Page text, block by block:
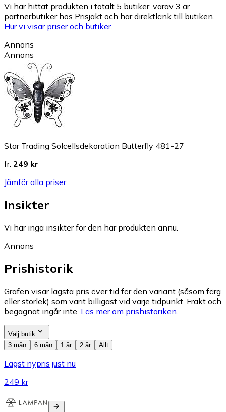
Vi har hittat produkten i totalt 5 butiker, varav 3 är
partnerbutiker hos Prisjakt och har direktlänk till butiken.
Hur vi visar priser och butiker.
Annons
Annons
Star Trading Solcellsdekoration Butterfly 481-27
fr. 249 kr
Jämför alla priser
Insikter
Vi har inga insikter för den här produkten ännu.
Annons
Prishistorik
Grafen visar lägsta pris över tid för den variant (såsom färg
eller storlek) som varit billigast vid varje tidpunkt. Frakt och
begagnat ingår inte. Läs mer om prishistoriken.
Välj butik
3 mån
6 mån 1 år 2 år Allt
Lägst nypris just nu
249 kr